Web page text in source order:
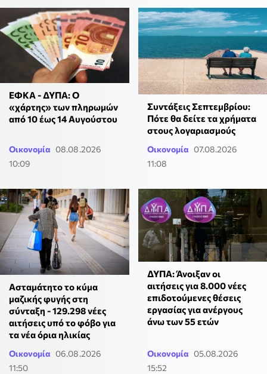
ΕΦΚΑ - ΔΥΠΑ: Ο
«χάρτης» των πληρωμών
από 10 έως 14 Αυγούστου
Οικονομία 08.08.2026
10:09
Συντάξεις Σεπτεμβρίου:
Πότε θα δείτε τα χρήματα
στους λογαριασμούς
Οικονομία 07.08.2026
11:08
Ασταμάτητο το κύμα
μαζικής φυγής στη
σύνταξη - 129.298 νέες
αιτήσεις υπό το φόβο για
τα νέα όρια ηλικίας
Οικονομία 06.08.2026
11:50
ΔΥΠΑ: Άνοιξαν οι
αιτήσεις για 8.000 νέες
επιδοτούμενες θέσεις
εργασίας για ανέργους
άνω των 55 ετών
Οικονομία 05.08.2026
15:52